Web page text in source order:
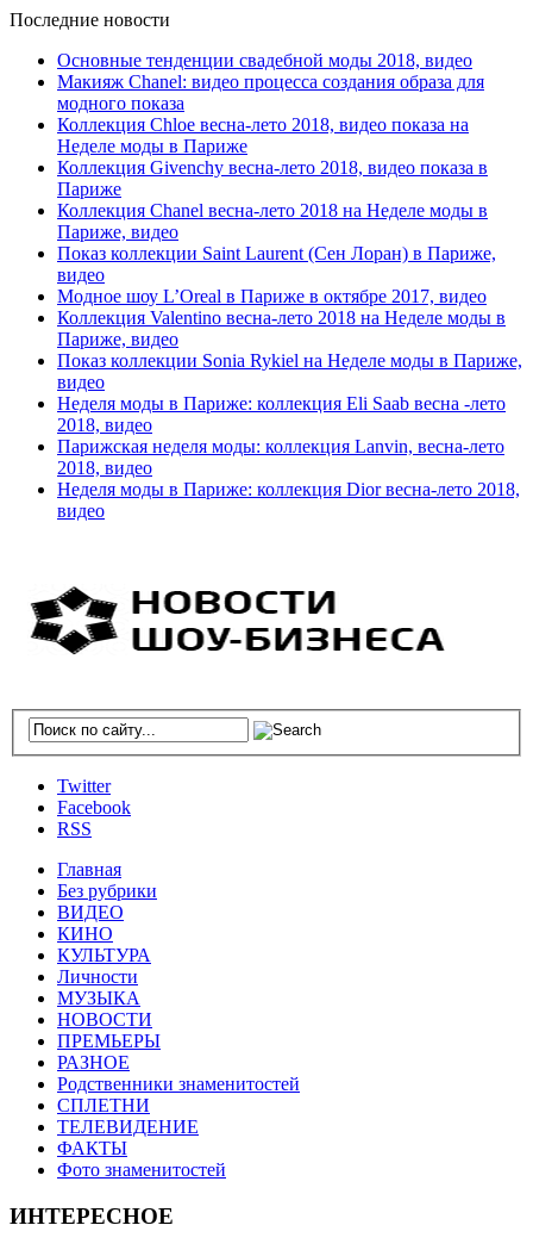
Последние новости
Основные тенденции свадебной моды 2018, видео
Макияж Chanel: видео процесса создания образа для
модного показа
Коллекция Chloe весна-лето 2018, видео показа на
Неделе моды в Париже
Коллекция Givenchy весна-лето 2018, видео показа в
Париже
Коллекция Chanel весна-лето 2018 на Неделе моды в
Париже, видео
Показ коллекции Saint Laurent (Сен Лоран) в Париже,
видео
Модное шоу L’Oreal в Париже в октябре 2017, видео
Коллекция Valentino весна-лето 2018 на Неделе моды в
Париже, видео
Показ коллекции Sonia Rykiel на Неделе моды в Париже,
видео
Неделя моды в Париже: коллекция Eli Saab весна -лето
2018, видео
Парижская неделя моды: коллекция Lanvin, весна-лето
2018, видео
Неделя моды в Париже: коллекция Dior весна-лето 2018,
видео
Twitter
Facebook
RSS
Главная
Без рубрики
ВИДЕО
КИНО
КУЛЬТУРА
Личности
МУЗЫКА
НОВОСТИ
ПРЕМЬЕРЫ
РАЗНОЕ
Родственники знаменитостей
СПЛЕТНИ
ТЕЛЕВИДЕНИЕ
ФАКТЫ
Фото знаменитостей
ИНТЕРЕСНОЕ